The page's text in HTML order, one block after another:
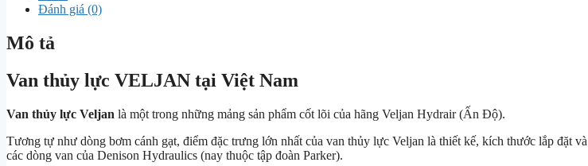
Đánh giá (0)
Mô tả
Van thủy lực VELJAN tại Việt Nam
Van thủy lực Veljan là một trong những mảng sản phẩm cốt lõi của hãng Veljan Hydrair (Ấn Độ).
Tương tự như dòng bơm cánh gạt, điểm đặc trưng lớn nhất của van thủy lực Veljan là thiết kế, kích thước lắp đặt
các dòng van của Denison Hydraulics (nay thuộc tập đoàn Parker).